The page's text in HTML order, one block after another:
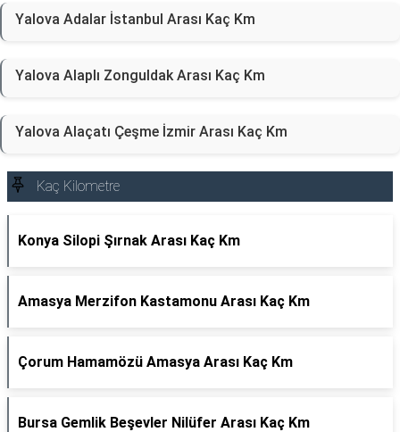
Yalova Adalar İstanbul Arası Kaç Km
Yalova Alaplı Zonguldak Arası Kaç Km
Yalova Alaçatı Çeşme İzmir Arası Kaç Km
Kaç Kilometre
Konya Silopi Şırnak Arası Kaç Km
Amasya Merzifon Kastamonu Arası Kaç Km
Çorum Hamamözü Amasya Arası Kaç Km
Bursa Gemlik Beşevler Nilüfer Arası Kaç Km